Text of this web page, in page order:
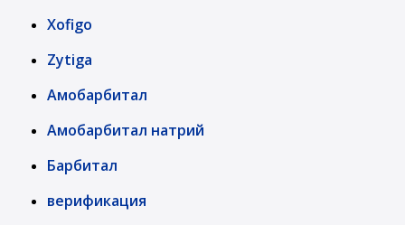
Xofigo
Zytiga
Амобарбитал
Амобарбитал натрий
Барбитал
верификация